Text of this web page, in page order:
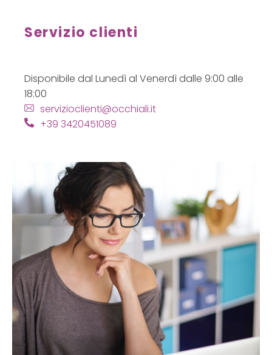
Servizio clienti
Disponibile dal Lunedì al Venerdì dalle 9:00 alle
18:00
servizioclienti@occhiali.it
+39 3420451089